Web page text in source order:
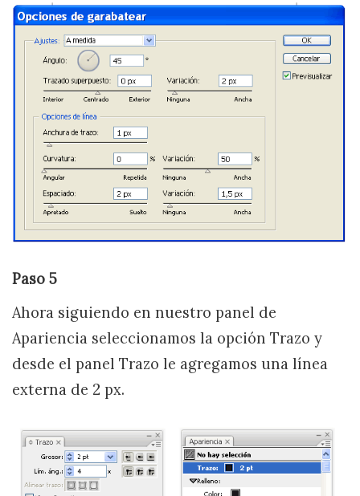
Paso 5
Ahora siguiendo en nuestro panel de
Apariencia seleccionamos la opción Trazo y
desde el panel Trazo le agregamos una línea
externa de 2 px.